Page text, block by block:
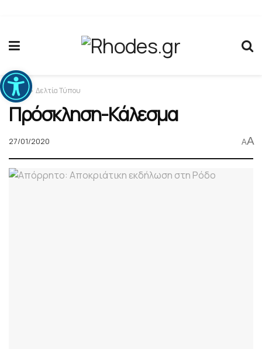
Ανοίξτε τη γραμμή εργαλείων
Home Δελτία Τύπου
Πρόσκληση-Κάλεσμα
27/01/2020 AA